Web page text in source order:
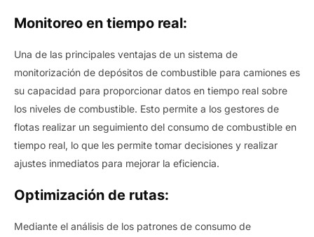
Monitoreo en tiempo real:
Una de las principales ventajas de un sistema de
monitorización de depósitos de combustible para camiones es
su capacidad para proporcionar datos en tiempo real sobre
los niveles de combustible. Esto permite a los gestores de
flotas realizar un seguimiento del consumo de combustible en
tiempo real, lo que les permite tomar decisiones y realizar
ajustes inmediatos para mejorar la eficiencia.
Optimización de rutas:
Mediante el análisis de los patrones de consumo de